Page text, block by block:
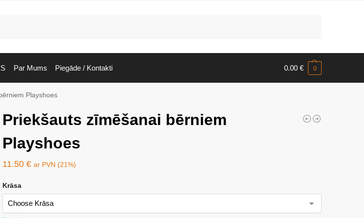
Par Mums Piegāde / Kontakti 0.00 € 0
Playshoes
Priekšauts zīmēšanai bērniem
Playshoes
11.50 € ar PVN (21%)
Krāsa